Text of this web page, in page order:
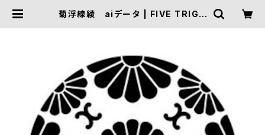
菊浮線綾 aiデータ | FIVE TRIGG